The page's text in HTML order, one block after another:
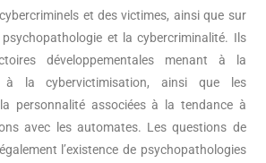
et des victimes, ainsi que sur
et la cybercriminalité. Ils
développementales menant à la
à la cybervictimisation, ainsi que les
personnalité associées à la tendance à
avec les automates. Les questions de
l’existence de psychopathologies